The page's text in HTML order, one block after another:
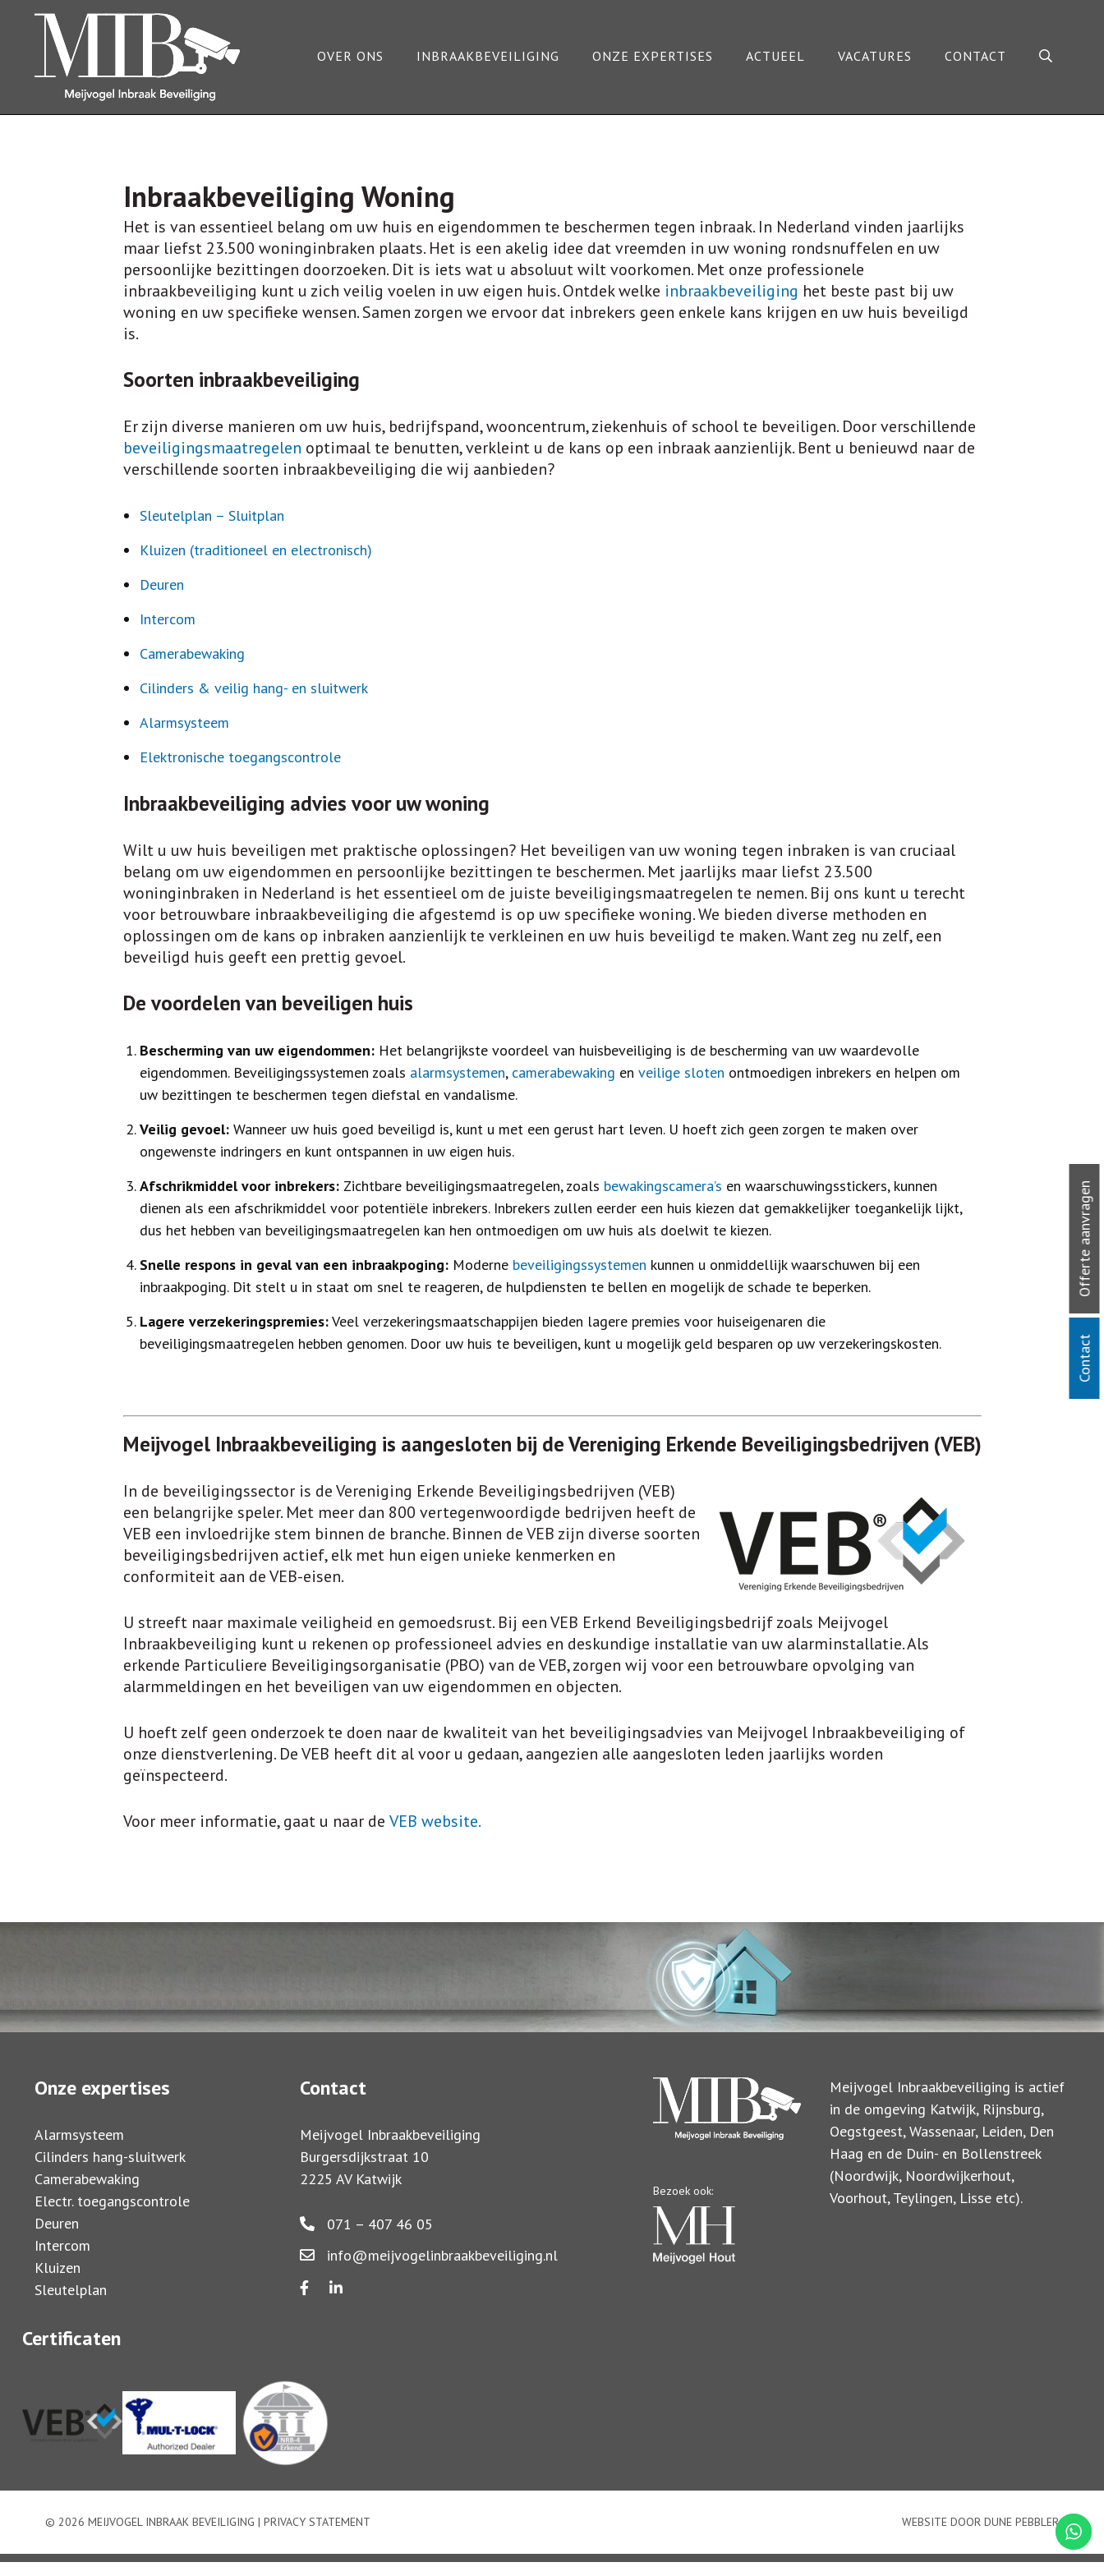
OVER ONS INBRAAKBEVEILIGING ONZE EXPERTISES ACTUEEL VACATURES CONTACT
Inbraakbeveiliging Woning
Het is van essentieel belang om uw huis en eigendommen te beschermen tegen inbraak. In Nederland vinden jaarlijks
maar liefst 23.500 woninginbraken plaats. Het is een akelig idee dat vreemden in uw woning rondsnuffelen en uw
persoonlijke bezittingen doorzoeken. Dit is iets wat u absoluut wilt voorkomen. Met onze professionele
inbraakbeveiliging kunt u zich veilig voelen in uw eigen huis. Ontdek welke inbraakbeveiliging het beste past bij uw
woning en uw specifieke wensen. Samen zorgen we ervoor dat inbrekers geen enkele kans krijgen en uw huis beveiligd
is.
Soorten inbraakbeveiliging
Er zijn diverse manieren om uw huis, bedrijfspand, wooncentrum, ziekenhuis of school te beveiligen. Door verschillende
beveiligingsmaatregelen optimaal te benutten, verkleint u de kans op een inbraak aanzienlijk. Bent u benieuwd naar de
verschillende soorten inbraakbeveiliging die wij aanbieden?
Sleutelplan – Sluitplan
Kluizen (traditioneel en electronisch)
Deuren
Intercom
Camerabewaking
Cilinders & veilig hang- en sluitwerk
Alarmsysteem
Elektronische toegangscontrole
Inbraakbeveiliging advies voor uw woning
Wilt u uw huis beveiligen met praktische oplossingen? Het beveiligen van uw woning tegen inbraken is van cruciaal
belang om uw eigendommen en persoonlijke bezittingen te beschermen. Met jaarlijks maar liefst 23.500
woninginbraken in Nederland is het essentieel om de juiste beveiligingsmaatregelen te nemen. Bij ons kunt u terecht
voor betrouwbare inbraakbeveiliging die afgestemd is op uw specifieke woning. We bieden diverse methoden en
oplossingen om de kans op inbraken aanzienlijk te verkleinen en uw huis beveiligd te maken. Want zeg nu zelf, een
beveiligd huis geeft een prettig gevoel.
De voordelen van beveiligen huis
Bescherming van uw eigendommen:Het belangrijkste voordeel van huisbeveiliging is de bescherming van uw waardevolle
eigendommen. Beveiligingssystemen zoals alarmsystemen, camerabewaking en veilige sloten ontmoedigen inbrekers en helpen om
uw bezittingen te beschermen tegen diefstal en vandalisme.
Veilig gevoel:Wanneer uw huis goed beveiligd is, kunt u met een gerust hart leven. U hoeft zich geen zorgen te maken over
ongewenste indringers en kunt ontspannen in uw eigen huis.
Afschrikmiddel voor inbrekers:Zichtbare beveiligingsmaatregelen, zoals bewakingscamera’s en waarschuwingsstickers, kunnen
dienen als een afschrikmiddel voor potentiële inbrekers. Inbrekers zullen eerder een huis kiezen dat gemakkelijker toegankelijk lijkt,
dus het hebben van beveiligingsmaatregelen kan hen ontmoedigen om uw huis als doelwit te kiezen.
Snelle respons in geval van een inbraakpoging:Moderne beveiligingssystemen kunnen u onmiddellijk waarschuwen bij een
inbraakpoging. Dit stelt u in staat om snel te reageren, de hulpdiensten te bellen en mogelijk de schade te beperken.
Lagere verzekeringspremies:Veel verzekeringsmaatschappijen bieden lagere premies voor huiseigenaren die
beveiligingsmaatregelen hebben genomen. Door uw huis te beveiligen, kunt u mogelijk geld besparen op uw verzekeringskosten.
Meijvogel Inbraakbeveiliging is aangesloten bij de Vereniging Erkende Beveiligingsbedrijven (VEB)
In de beveiligingssector is de Vereniging Erkende Beveiligingsbedrijven (VEB)
een belangrijke speler. Met meer dan 800 vertegenwoordigde bedrijven heeft de
VEB een invloedrijke stem binnen de branche. Binnen de VEB zijn diverse soorten
beveiligingsbedrijven actief, elk met hun eigen unieke kenmerken en
conformiteit aan de VEB-eisen.
U streeft naar maximale veiligheid en gemoedsrust. Bij een VEB Erkend Beveiligingsbedrijf zoals Meijvogel
Inbraakbeveiliging kunt u rekenen op professioneel advies en deskundige installatie van uw alarminstallatie. Als
erkende Particuliere Beveiligingsorganisatie (PBO) van de VEB, zorgen wij voor een betrouwbare opvolging van
alarmmeldingen en het beveiligen van uw eigendommen en objecten.
U hoeft zelf geen onderzoek te doen naar de kwaliteit van het beveiligingsadvies van Meijvogel Inbraakbeveiliging of
onze dienstverlening. De VEB heeft dit al voor u gedaan, aangezien alle aangesloten leden jaarlijks worden
geïnspecteerd.
Voor meer informatie, gaat u naar de VEB website.
Onze expertises
Alarmsysteem
Cilinders hang-sluitwerk
Camerabewaking
Electr. toegangscontrole
Deuren
Intercom
Kluizen
Sleutelplan
Contact
Meijvogel Inbraakbeveiliging
Burgersdijkstraat 10
2225 AV Katwijk
071 – 407 46 05
info@meijvogelinbraakbeveiliging.nl
Bezoek ook:
Meijvogel Inbraakbeveiliging is actief
in de omgeving Katwijk, Rijnsburg,
Oegstgeest, Wassenaar, Leiden, Den
Haag en de Duin- en Bollenstreek
(Noordwijk, Noordwijkerhout,
Voorhout, Teylingen, Lisse etc).
Certificaten
© 2026 MEIJVOGEL INBRAAK BEVEILIGING | PRIVACY STATEMENT WEBSITE DOOR DUNE PEBBLER
Contact
Offerte aanvragen